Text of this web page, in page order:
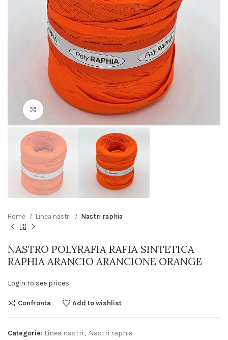
Click to enlarge
Home Linea nastri Nastri raphia
NASTRO POLYRAFIA RAFIA SINTETICA
RAPHIA ARANCIO ARANCIONE ORANGE
Login to see prices
Confronta Add to wishlist
Categorie: Linea nastri , Nastri raphia